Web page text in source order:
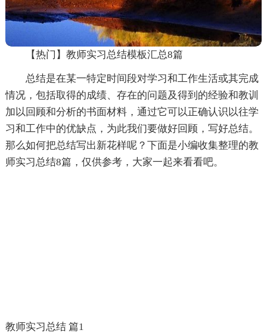
【热门】教师实习总结模板汇总8篇
总结是在某一特定时间段对学习和工作生活或其完成
情况，包括取得的成绩、存在的问题及得到的经验和教训
加以回顾和分析的书面材料，通过它可以正确认识以往学
习和工作中的优缺点，为此我们要做好回顾，写好总结。
那么如何把总结写出新花样呢？下面是小编收集整理的教
师实习总结8篇，仅供参考，大家一起来看看吧。
教师实习总结 篇1